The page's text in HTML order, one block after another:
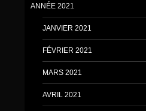
ANNÉE 2021
JANVIER 2021
FÉVRIER 2021
MARS 2021
AVRIL 2021